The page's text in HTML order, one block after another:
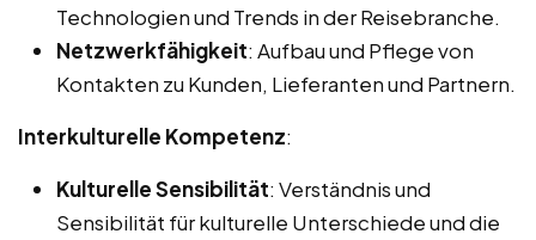
Technologien und Trends in der Reisebranche.
Netzwerkfähigkeit: Aufbau und Pflege von
Kontakten zu Kunden, Lieferanten und Partnern.
Interkulturelle Kompetenz:
Kulturelle Sensibilität: Verständnis und
Sensibilität für kulturelle Unterschiede und die